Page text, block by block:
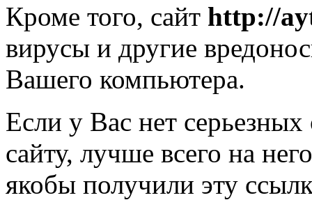
Кроме того, сайт http://
вирусы и другие
Вашего компьютера.
Если у Вас нет
сайту, лучше всего на
якобы получили эту